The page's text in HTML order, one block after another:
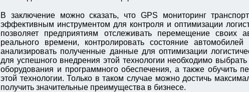
В заключение можно сказать, что GPS мониторинг
эффективным инструментом для контроля и оптимизации
позволяет предприятиям отслеживать перемещение своих
реального времени, контролировать состояние
анализировать полученные данные для оптимизации
для успешного внедрения этой технологии необходимо
оборудования и программного обеспечения, а также обучить
этой технологии. Только в таком случае можно достичь
получить значительные преимущества в бизнесе.